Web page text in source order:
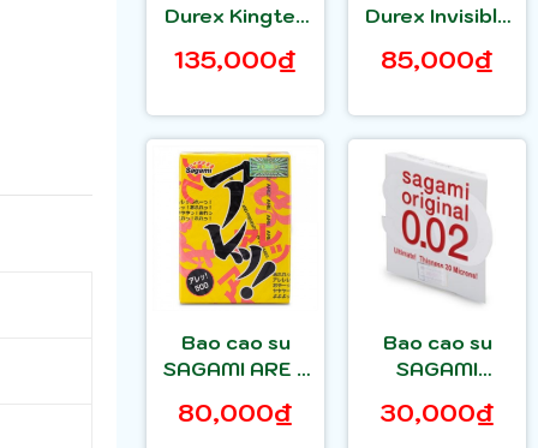
Durex Kingtex
49mm
135,000₫
Durex Invisible
Extra Sensitive
85,000₫
Bao cao su
SAGAMI ARE -
80,000₫
Bao cao su
SAGAMI
(HỘP 1)
30,000₫